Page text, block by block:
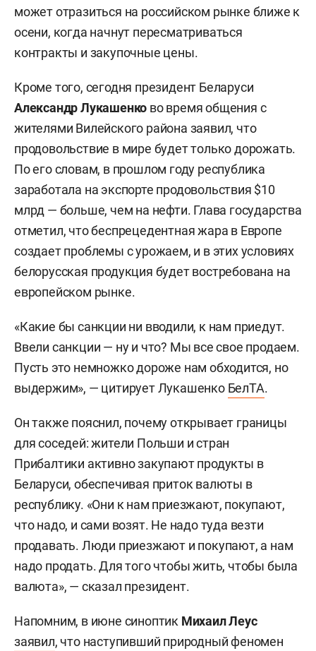
может отразиться на российском рынке ближе к
осени, когда начнут пересматриваться
контракты и закупочные цены.
Кроме того, сегодня президент Беларуси
Александр Лукашенко во время общения с
жителями Вилейского района заявил, что
продовольствие в мире будет только дорожать.
По его словам, в прошлом году республика
заработала на экспорте продовольствия $10
млрд — больше, чем на нефти. Глава государства
отметил, что беспрецедентная жара в Европе
создает проблемы с урожаем, и в этих условиях
белорусская продукция будет востребована на
европейском рынке.
«Какие бы санкции ни вводили, к нам приедут.
Ввели санкции — ну и что? Мы все свое продаем.
Пусть это немножко дороже нам обходится, но
выдержим», — цитирует Лукашенко БелТА.
Он также пояснил, почему открывает границы
для соседей: жители Польши и стран
Прибалтики активно закупают продукты в
Беларуси, обеспечивая приток валюты в
республику. «Они к нам приезжают, покупают,
что надо, и сами возят. Не надо туда везти
продавать. Люди приезжают и покупают, а нам
надо продать. Для того чтобы жить, чтобы была
валюта», — сказал президент.
Напомним, в июне синоптик Михаил Леус
заявил, что наступивший природный феномен